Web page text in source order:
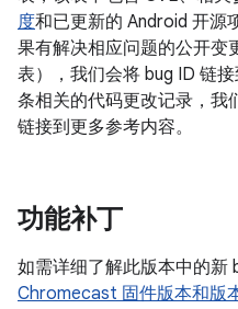
度和已更新的 Android 开源
果有解决相应问题的公开变
表），我们会将 bug ID 链
条相关的代码更改记录，我
链接到更多参考内容。
功能补丁
如需详细了解此版本中的新
Chromecast 固件版本和版